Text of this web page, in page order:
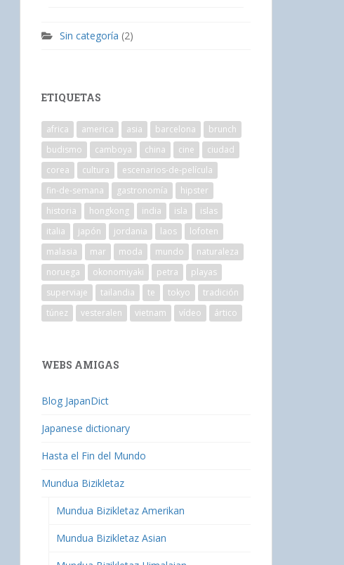
Sin categoría (2)
ETIQUETAS
africa america asia barcelona
brunch
budismo
camboya china cine
ciudad
corea
cultura
escenarios-de-película
fin-de-semana
gastronomía
hipster
historia
hongkong india isla
islas
italia
japón jordania laos
lofoten
malasia
mar moda mundo
naturaleza
noruega
okonomiyaki petra
playas
superviaje
tailandia te tokyo
tradición
túnez
vesteralen vietnam vídeo ártico
WEBS AMIGAS
Blog JapanDict
Japanese dictionary
Hasta el Fin del Mundo
Mundua Bizikletaz
Mundua Bizikletaz Amerikan
Mundua Bizikletaz Asian